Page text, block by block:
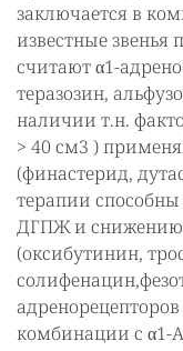
заключается в
известные звенья
считают α1-
теразозин,
наличии т.н.
> 40 см3 )
(финастерид,
терапии
ДГПЖ и
(оксибутинин,
комбинации с α1-